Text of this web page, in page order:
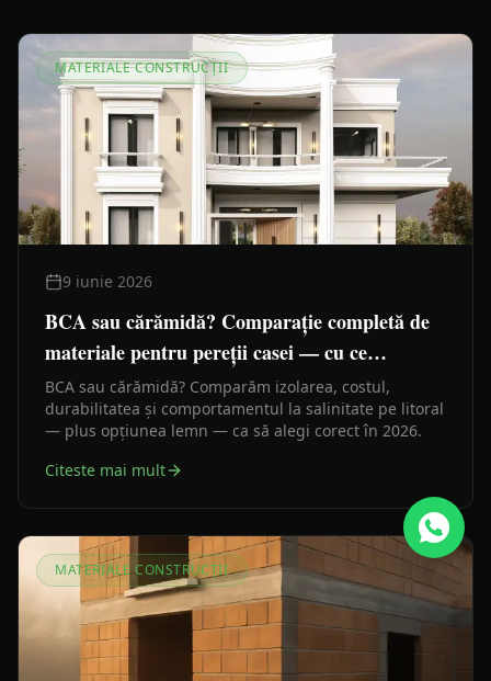
MATERIALE CONSTRUCȚII
9 iunie 2026
BCA sau cărămidă? Comparație completă de
materiale pentru pereții casei — cu ce
construiești în Constanța
BCA sau cărămidă? Comparăm izolarea, costul,
durabilitatea și comportamentul la salinitate pe litoral
— plus opțiunea lemn — ca să alegi corect în 2026.
Citeste mai mult
MATERIALE CONSTRUCȚII